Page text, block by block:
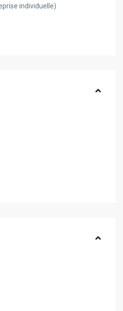
individuelle)